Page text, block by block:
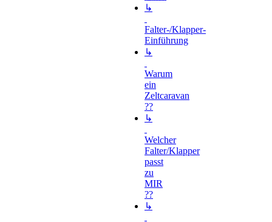
↳
Falter-/Klapper-
Einführung
↳
Warum
ein
Zeltcaravan
??
↳
Welcher
Falter/Klapper
passt
zu
MIR
??
↳